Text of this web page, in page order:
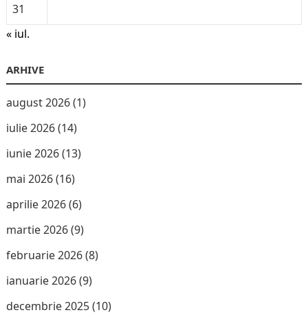
31
« iul.
ARHIVE
august 2026(1)
iulie 2026(14)
iunie 2026(13)
mai 2026(16)
aprilie 2026(6)
martie 2026(9)
februarie 2026(8)
ianuarie 2026(9)
decembrie 2025(10)